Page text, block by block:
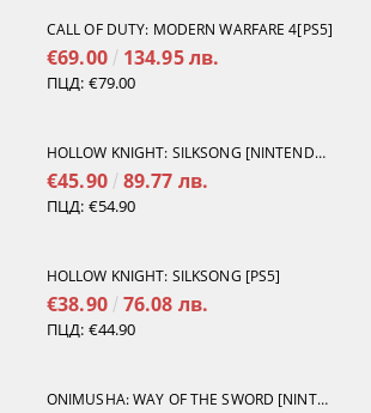
CALL OF DUTY: MODERN WARFARE 4[PS5]
€69.00 134.95 лв.
ПЦД: €79.00
HOLLOW KNIGHT: SILKSONG [NINTENDO SWITCH 2]
€45.90 89.77 лв.
ПЦД: €54.90
HOLLOW KNIGHT: SILKSONG [PS5]
€38.90 76.08 лв.
ПЦД: €44.90
ONIMUSHA: WAY OF THE SWORD [NINTENDO SWITCH 2]